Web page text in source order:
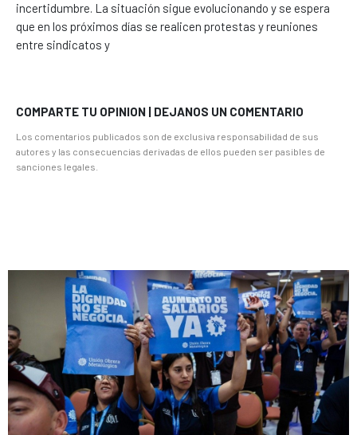
incertidumbre. La situación sigue evolucionando y se espera
que en los próximos días se realicen protestas y reuniones
entre sindicatos y
COMPARTE TU OPINION | DEJANOS UN COMENTARIO
Los comentarios publicados son de exclusiva responsabilidad de sus
autores y las consecuencias derivadas de ellos pueden ser pasibles de
sanciones legales.